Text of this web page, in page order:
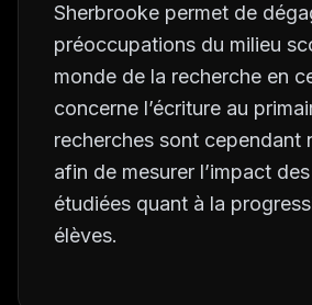
Sherbrooke permet de
préoccupations du milieu
monde de la recherche en
concerne l’écriture au
recherches sont cependant
afin de mesurer l’impact
étudiées quant à la
élèves.